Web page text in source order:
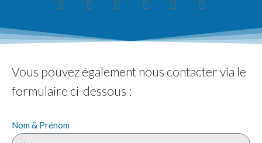
Vous pouvez également nous contacter via le
formulaire ci-dessous :
Nom & Prénom